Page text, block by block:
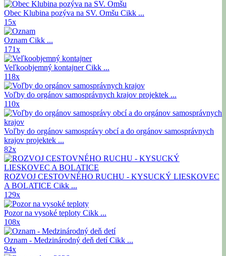
Obec Klubina pozýva na SV. Omšu Cikk ...
15x
Oznam Cikk ...
171x
Veľkoobjemný kontajnerCikk ...
118x
Voľby do orgánov samosprávnych krajov projektek ...
110x
Voľby do orgánov samosprávy obcí a do orgánov samosprávnych
krajov projektek ...
82x
ROZVOJ CESTOVNÉHO RUCHU - KYSUCKÝ LIESKOVEC
A BOLATICE Cikk ...
129x
Pozor na vysoké teploty Cikk ...
108x
Oznam - Medzinárodný deň detíCikk ...
94x